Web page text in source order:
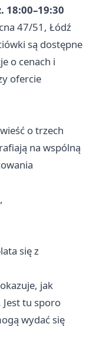
18:00–19:30
47/51, Łódź
są dostępne
o cenach i
ofercie
o trzech
na wspólną
się z
jak
tu sporo
wydać się